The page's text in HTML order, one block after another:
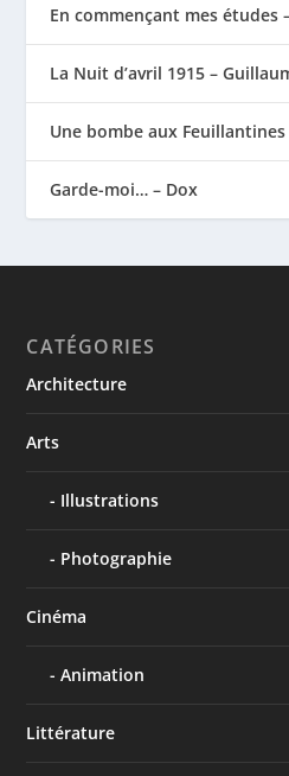
En commençant mes études
La Nuit d’avril 1915 –
Une bombe aux
Garde-moi… – Dox
CATÉGORIES
Architecture
Arts
Illustrations
Photographie
Cinéma
Animation
Littérature